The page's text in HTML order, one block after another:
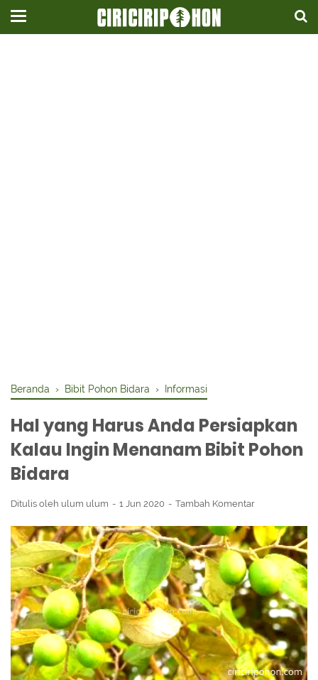
Beranda › Bibit Pohon Bidara › Informasi
Hal yang Harus Anda Persiapkan
Kalau Ingin Menanam Bibit Pohon
Bidara
Ditulis oleh ulum ulum 1 Jun 2020 Tambah Komentar